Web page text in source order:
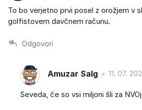
To bo verjetno prvi posel z orožjem v
golfistovem davčnem računu.
Odgovori
Amuzar Salg 11. 07.
Seveda, če so vsi miljoni šli za